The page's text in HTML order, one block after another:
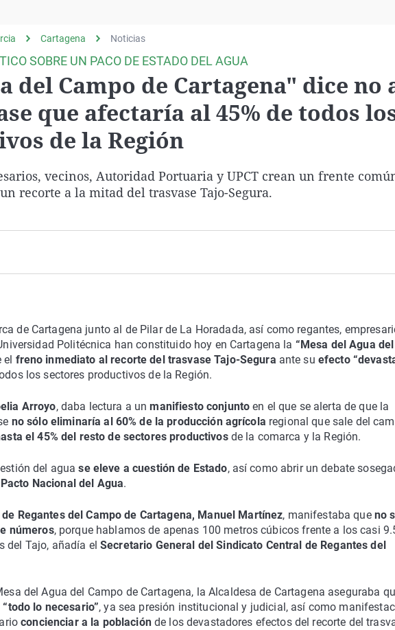
de investigación
ViudaNavarra
Cartagena Noticias
SOBRE UN PACO DE ESTADO DEL AGUA
del Campo de Cartagena" dice no
que afectaría al 45% de todos
de la Región
vecinos, Autoridad Portuaria y UPCT crean un frente
recorte a la mitad del trasvase Tajo-Segura.
de Cartagena junto al de Pilar de La Horadada, así como regantes,
Politécnica han constituido hoy en Cartagena la “Mesa del Agua del
el freno inmediato al recorte del trasvase Tajo-Segura ante su efecto
los sectores productivos de la Región.
Arroyo, daba lectura a unmanifiesto conjunto en el que se alerta de que la
no sólo eliminaría al 60% de la producción agrícola regional que sale del
el 45% del resto de sectores productivosde la comarca y la Región.
del aguase eleve a cuestión de Estado, así como abrir un debate
Pacto Nacional del Agua.
Regantes del Campo de Cartagena, Manuel Martínez, manifestaba que no
números, porque hablamos de apenas 100 metros cúbicos frente a los casi
del Tajo, añadía elSecretario General del Sindicato Central de Regantes del
del Agua del Campo de Cartagena, la Alcaldesa de Cartagena aseguraba
lo necesario”, ya sea presión institucional y judicial, así como
concienciar a la poblaciónde los devastadores efectos del recorte del